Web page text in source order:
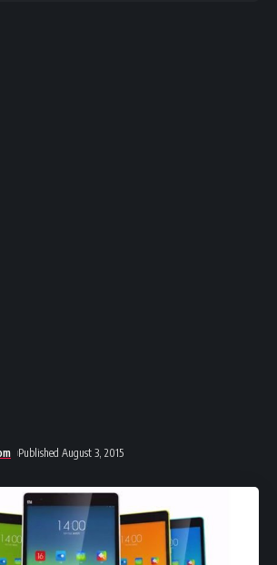
Published August 3, 2015